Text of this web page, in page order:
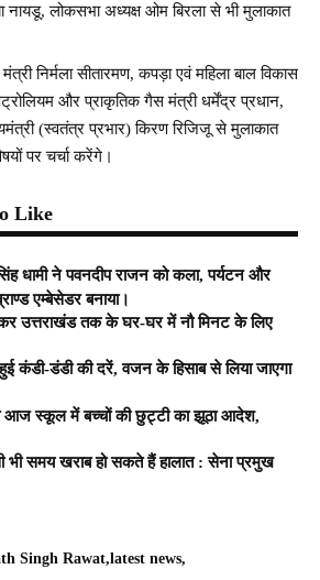
नायडू, लोकसभा अध्यक्ष ओम बिरला से भी मुलाकात
निर्मला सीतारमण, कपड़ा एवं महिला बाल विकास
और प्राकृतिक गैस मंत्री धर्मेंद्र प्रधान,
(स्वतंत्र प्रभार) किरण रिजिजू से मुलाकात
पर चर्चा करेंगे।
Like
धामी ने पवनदीप राजन को कला, पर्यटन और
एम्बेसेडर बनाया।
उत्तराखंड तक के घर-घर में नौ मिनट के लिए
कंडी-डंडी की दरें, वजन के हिसाब से लिया जाएगा
आज स्कूल में बच्चों की छुट्टी का झूठा आदेश,
भी समय खराब हो सकते हैं हालात : सेना प्रमुख
Singh Rawat latest news